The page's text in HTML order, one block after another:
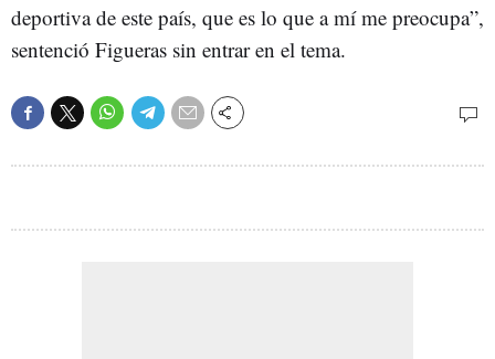
deportiva de este país, que es lo que a mí me preocupa”,
sentenció Figueras sin entrar en el tema.